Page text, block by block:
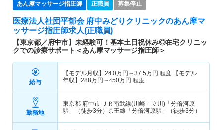
あん摩マッサージ指圧師 正職員 募集停止
医療法人社団平郁会 府中みどりクリニックのあん摩マ
ッサージ指圧師求人(正職員)
【東京都／府中市】未経験可！基本土日祝休み◎在宅クリニッ
クでの診療サポート＜あん摩マッサージ指圧師＞
給与
【モデル月収】 24.0万円～37.5万円 程度 【モデル
年収】 288万円～450万円 程度
勤務地
東京都 府中市 ＪＲ南武線(川崎－立川)「分倍河原
駅」（徒歩3分）京王線「分倍河原駅」（徒歩3分）